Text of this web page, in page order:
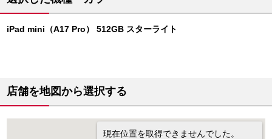
iPad mini（A17 Pro） 512GB スターライト
店舗を地図から選択する
現在位置を取得できませんでした。